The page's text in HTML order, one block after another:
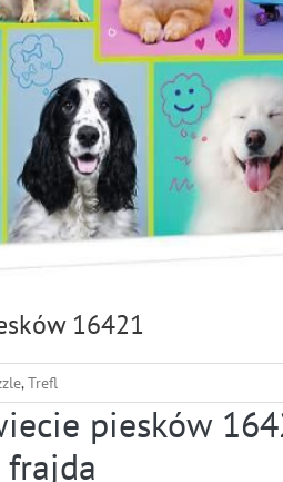
16421
,Trefl
piesków
frajda